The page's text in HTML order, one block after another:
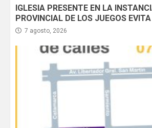
IGLESIA PRESENTE EN LA
PROVINCIAL DE LOS JUEGOS EVITA
7 agosto, 2026